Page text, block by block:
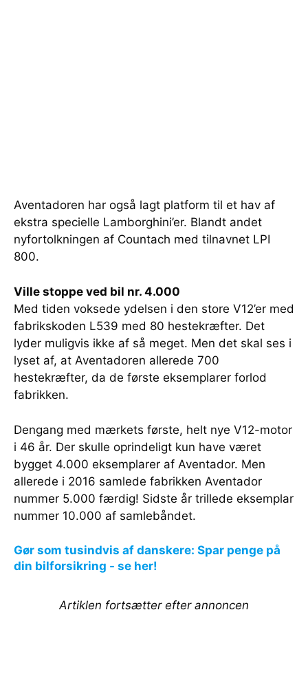
Aventadoren har også lagt platform til et hav af
ekstra specielle Lamborghini’er. Blandt andet
nyfortolkningen af Countach med tilnavnet LPI
800.
Ville stoppe ved bil nr. 4.000
Med tiden voksede ydelsen i den store V12’er med
fabrikskoden L539 med 80 hestekræfter. Det
lyder muligvis ikke af så meget. Men det skal ses i
lyset af, at Aventadoren allerede 700
hestekræfter, da de første eksemplarer forlod
fabrikken.
Dengang med mærkets første, helt nye V12-motor
i 46 år. Der skulle oprindeligt kun have været
bygget 4.000 eksemplarer af Aventador. Men
allerede i 2016 samlede fabrikken Aventador
nummer 5.000 færdig! Sidste år trillede eksemplar
nummer 10.000 af samlebåndet.
Gør som tusindvis af danskere: Spar penge på
din bilforsikring - se her!
Artiklen fortsætter efter annoncen